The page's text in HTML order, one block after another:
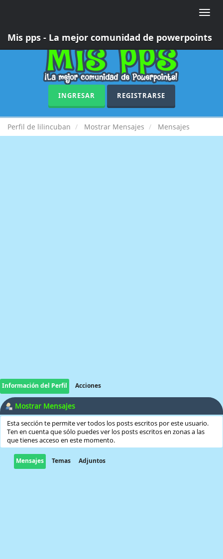
Toggle
Mis pps - La mejor comunidad de powerpoints
INGRESAR REGISTRARSE
Perfil de lilincuban Mostrar Mensajes Mensajes
Información del Perfil Acciones
Mostrar Mensajes
Esta sección te permite ver todos los posts escritos por este usuario.
Ten en cuenta que sólo puedes ver los posts escritos en zonas a las
que tienes acceso en este momento.
Mensajes Temas Adjuntos